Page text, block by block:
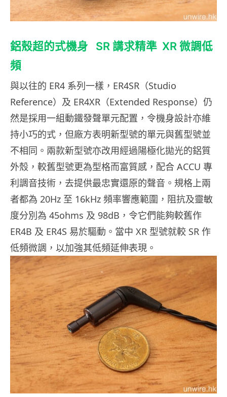
鋁殼超的式機身 SR 講求精準 XR 微調低
頻
與以往的 ER4 系列一樣，ER4SR（Studio
Reference）及 ER4XR（Extended Response）仍
然是採用一組動鐵發聲單元配置，令機身設計亦維
持小巧的式，但廠方表明新型號的單元與舊型號並
不相同。兩款新型號亦改用經過陽極化拋光的鋁質
外殼，較舊型號更為型格而富質感，配合 ACCU 專
利調音技術，去提供最忠實還原的聲音。規格上兩
者都為 20Hz 至 16kHz 頻率響應範圍，阻抗及靈敏
度分別為 45ohms 及 98dB，令它們能夠較舊作
ER4B 及 ER4S 易於驅動。當中 XR 型號就較 SR 作
低頻微調，以加強其低頻延伸表現。